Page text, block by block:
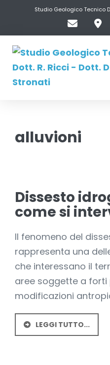
contenuto
Studio Geologico Tecnico
alluvioni
come
si
interviene?
Dissesto
come si
Il fenomeno del
rappresenta una
che interessano il
aree soggette a forti
modificazioni
LEGGI TUTTO...
Dissesto
idrogeologico: